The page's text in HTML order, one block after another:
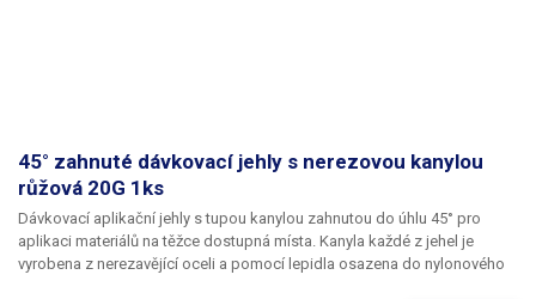
45° zahnuté dávkovací jehly s nerezovou kanylou
růžová 20G 1ks
Dávkovací aplikační jehly s tupou kanylou zahnutou do úhlu 45° pro
aplikaci materiálů na těžce dostupná místa. Kanyla každé z jehel je
vyrobena z nerezavějící oceli a pomocí lepidla osazena do nylonového